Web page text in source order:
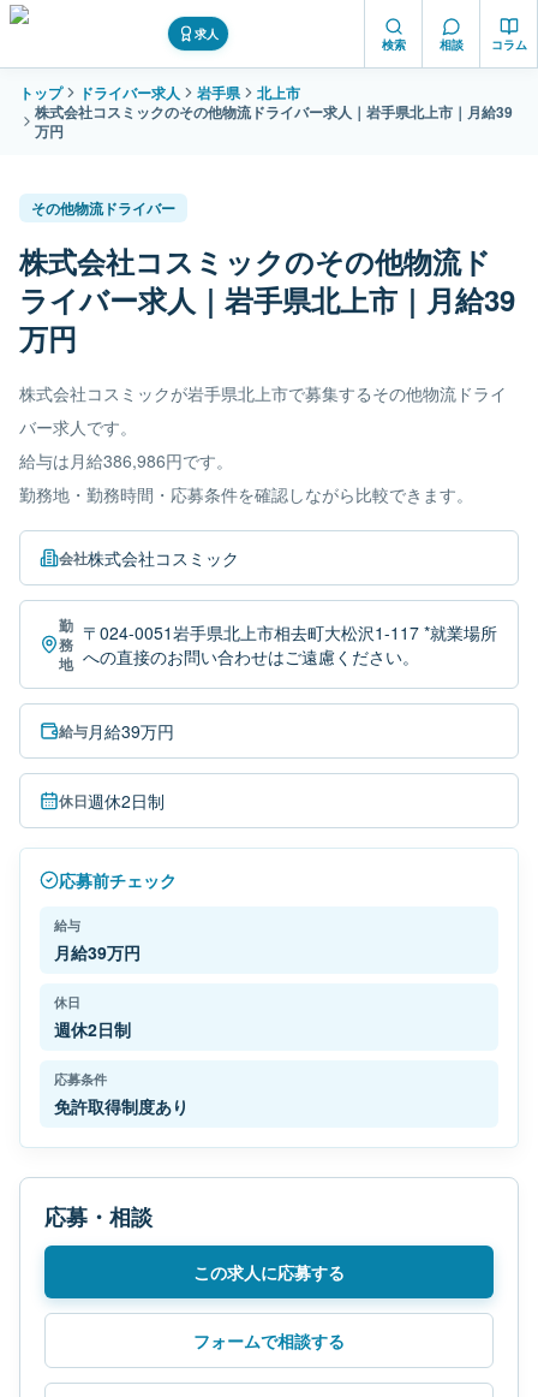
求人
検索 相談 コラム
トップ ドライバー求人 岩手県
北上市
株式会社コスミックのその他物流ドライバー求人｜岩手県北上市｜月給39
万円
その他物流ドライバー
株式会社コスミックのその他物流ド
ライバー求人｜岩手県北上市｜月給39
万円
株式会社コスミックが岩手県北上市で募集するその他物流ドライ
バー求人です。
給与は月給386,986円です。
勤務地・勤務時間・応募条件を確認しながら比較できます。
会社株式会社コスミック
勤
務
地
〒024-0051岩手県北上市相去町大松沢1-117 *就業場所
への直接のお問い合わせはご遠慮ください。
給与月給39万円
休日週休2日制
応募前チェック
給与
月給39万円
休日
週休2日制
応募条件
免許取得制度あり
応募・相談
この求人に応募する
フォームで相談する